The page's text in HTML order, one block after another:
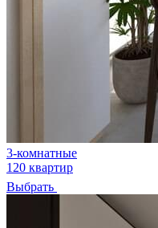
3-комнатные
120 квартир
Выбрать